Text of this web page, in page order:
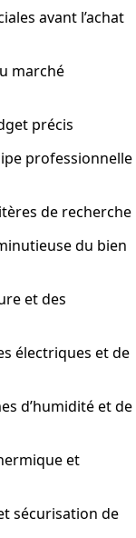
avant l’achat
marché
précis
professionnelle
de recherche
du bien
et des
électriques et de
d’humidité et de
et
sécurisation de